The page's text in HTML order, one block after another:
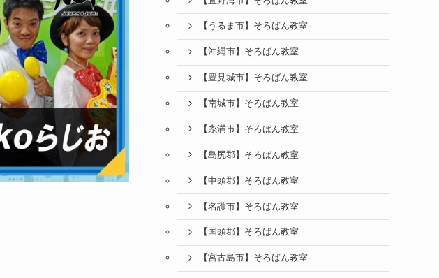
【うるま市】そろばん教室
【沖縄市】そろばん教室
【豊見城市】そろばん教室
【南城市】そろばん教室
【糸満市】そろばん教室
【島尻郡】そろばん教室
【中頭郡】そろばん教室
【名護市】そろばん教室
【国頭郡】そろばん教室
【宮古島市】そろばん教室